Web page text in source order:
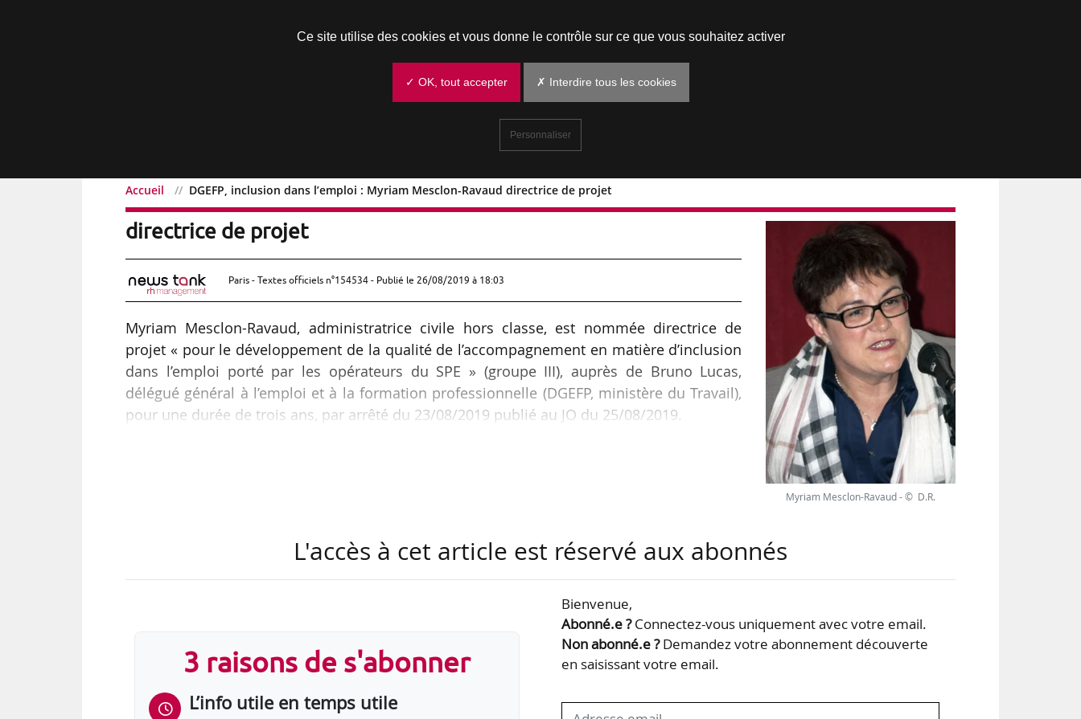
Accueil DGEFP, inclusion dans l’emploi : Myriam Mesclon-Ravaud directrice de projet
DGEFP, inclusion dans l’emploi : Myriam Mesclon-Ravaud
directrice de projet
Paris - Textes officiels n°154534 - Publié le 26/08/2019 à 18:03
Myriam Mesclon-Ravaud, administratrice civile hors classe, est nommée directrice de
projet « pour le développement de la qualité de l’accompagnement en matière d’inclusion
dans l’emploi porté par les opérateurs du SPE » (groupe III), auprès de Bruno Lucas,
délégué général à l’emploi et à la formation professionnelle (DGEFP, ministère du Travail),
pour une durée de trois ans, par arrêté du 23/08/2019 publié au JO du 25/08/2019.
retour à l’emploi (groupe III) à la DGEFP.
Myriam Mesclon-Ravaud - © D.R.
L'accès à cet article est réservé aux abonnés
3 raisons de s'abonner
L’info utile en temps utile
Bienvenue,
Abonné.e ?Connectez-vous uniquement avec votre email.
Non abonné.e ?Demandez votre abonnement découverte
en saisissant votre email.
Ce site utilise des cookies et vous donne le contrôle sur ce que vous souhaitez activer
✓ OK, tout accepter ✗ Interdire tous les cookies
Personnaliser